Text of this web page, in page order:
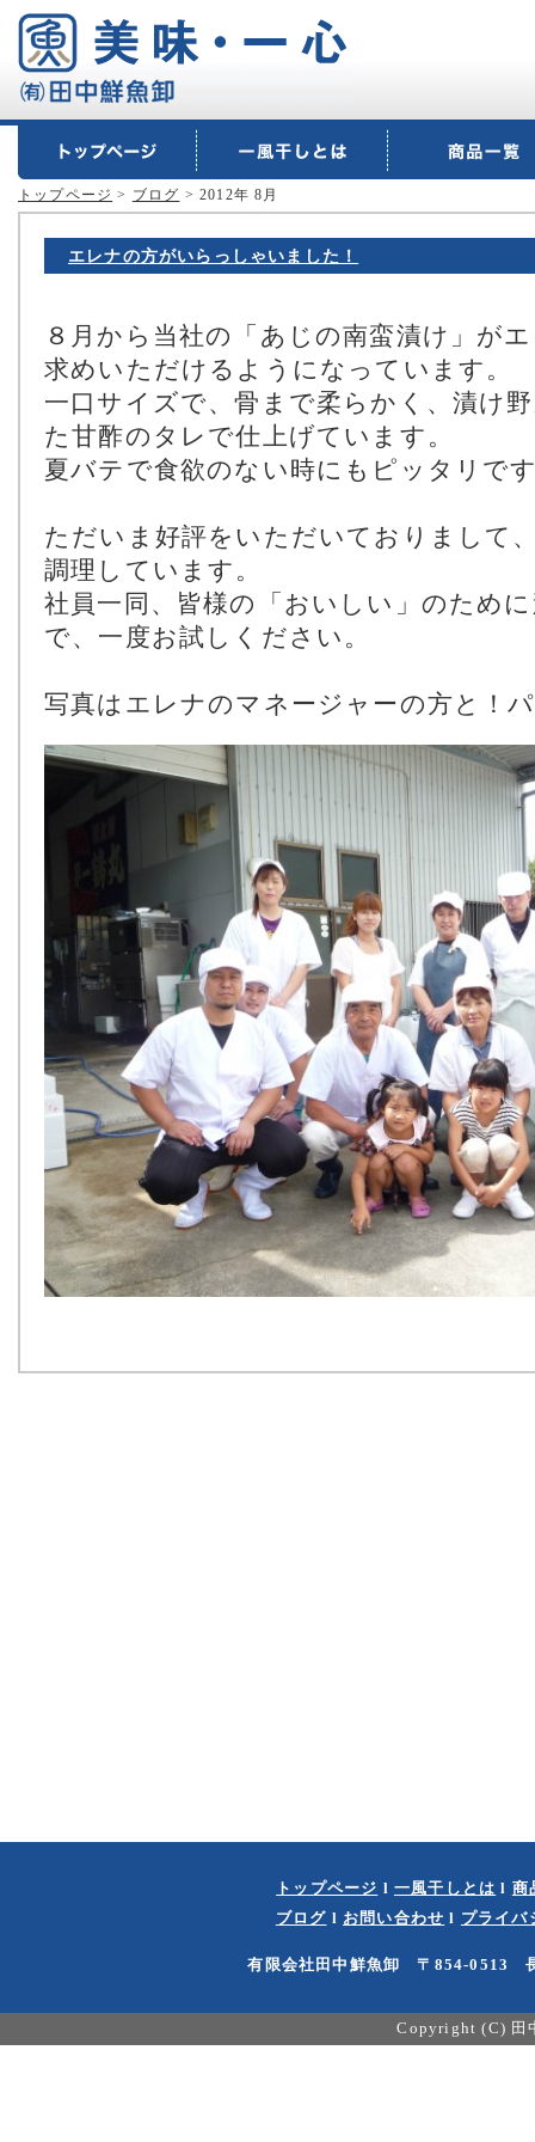
トップページ > ブログ > 2012年 8月
エレナの方がいらっしゃいました！
８月から当社の「あじの南蛮漬け」が
求めいただけるようになっています。
一口サイズで、骨まで柔らかく、漬け
た甘酢のタレで仕上げています。
夏バテで食欲のない時にもピッタリで
ただいま好評をいただいておりまして
調理しています。
社員一同、皆様の「おいしい」のため
で、一度お試しください。
写真はエレナのマネージャーの方と！
トップページ l 一風干しとは l 商
ブログ l お問い合わせ l プライバ
有限会社田中鮮魚卸 〒854-0513
Copyright (C) 田